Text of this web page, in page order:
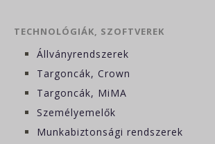
TECHNOLÓGIÁK, SZOFTVEREK
Állványrendszerek
Targoncák, Crown
Targoncák, MiMA
Személyemelők
Munkabiztonsági rendszerek